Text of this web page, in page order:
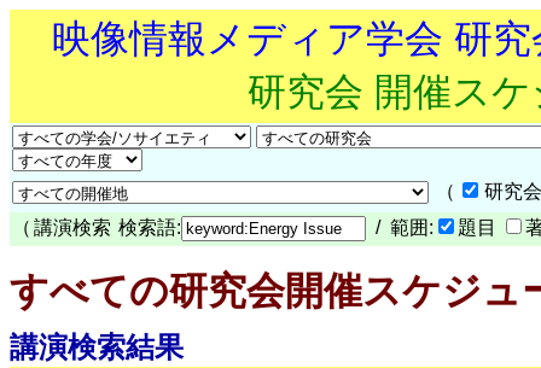
映像情報メディア学会 研
研究会 開催ス
（
研究
（ 講演検索 検索語: / 範囲: 題目
すべての研究会開催スケジュ
講演検索結果